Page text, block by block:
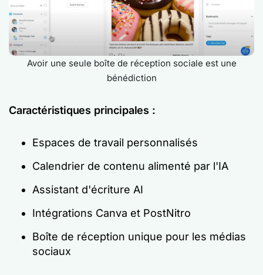
Avoir une seule boîte de réception sociale est une
bénédiction
Caractéristiques principales :
Espaces de travail personnalisés
Calendrier de contenu alimenté par l'IA
Assistant d'écriture AI
Intégrations Canva et PostNitro
Boîte de réception unique pour les médias
sociaux